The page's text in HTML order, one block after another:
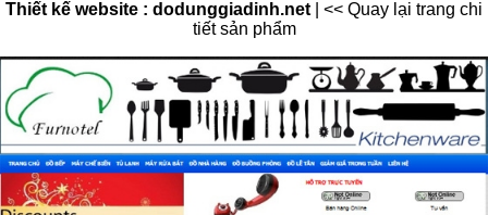
Thiết kế website : dodunggiadinh.net
<< Quay lại trang chi
tiết sản phẩm